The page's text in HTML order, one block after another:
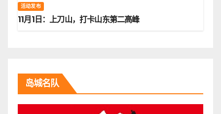
活动发布
11月1日：上刀山，打卡山东第二高峰
岛城名队